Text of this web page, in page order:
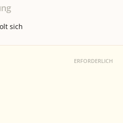
sich
ERFORDERLICH